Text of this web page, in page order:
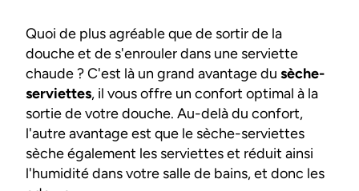
Quoi de plus agréable que de sortir de la
douche et de s'enrouler dans une serviette
chaude ? C'est là un grand avantage du sèche-
serviettes, il vous offre un confort optimal à la
sortie de votre douche. Au-delà du confort,
l'autre avantage est que le sèche-serviettes
sèche également les serviettes et réduit ainsi
l'humidité dans votre salle de bains, et donc les